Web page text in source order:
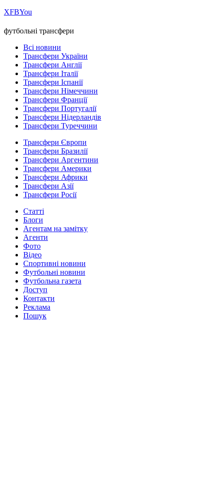
ХFBYou
футбольні трансфери
Всі новини
Трансфери України
Трансфери Англії
Трансфери Італії
Трансфери Іспанії
Трансфери Німеччини
Трансфери Франції
Трансфери Португалії
Трансфери Нідерландів
Трансфери Туреччини
Трансфери Європи
Трансфери Бразилії
Трансфери Аргентини
Трансфери Америки
Трансфери Африки
Трансфери Азії
Трансфери Росії
Статті
Блоги
Агентам на замітку
Агенти
Фото
Відео
Спортивні новини
Футбольні новини
Футбольна газета
Доступ
Контакти
Реклама
Пошук